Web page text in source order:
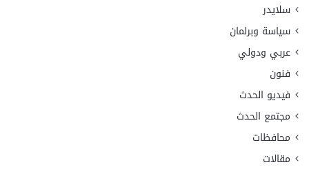
سلايدر
سياسة وبرلمان
عربي ودولي
فنون
فيديو الحدث
مجتمع الحدث
محافظات
مقالات